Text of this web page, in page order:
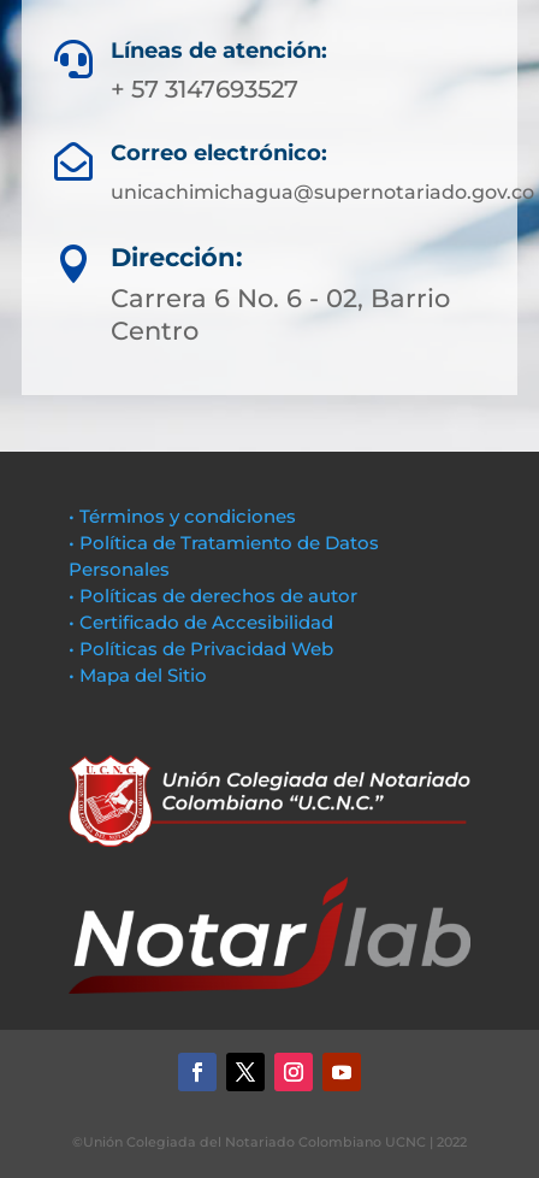
 Líneas de atención:
+ 57 3147693527
 Correo electrónico:
unicachimichagua@supernotariado.gov.co

Dirección:
Carrera 6 No. 6 - 02, Barrio
Centro
• Términos y condiciones
• Política de Tratamiento de Datos
Personales
• Políticas de derechos de autor
• Certificado de Accesibilidad
• Políticas de Privacidad Web
• Mapa del Sitio
©Unión Colegiada del Notariado Colombiano UCNC | 2022